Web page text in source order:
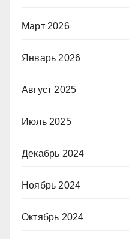
Март 2026
Январь 2026
Август 2025
Июль 2025
Декабрь 2024
Ноябрь 2024
Октябрь 2024